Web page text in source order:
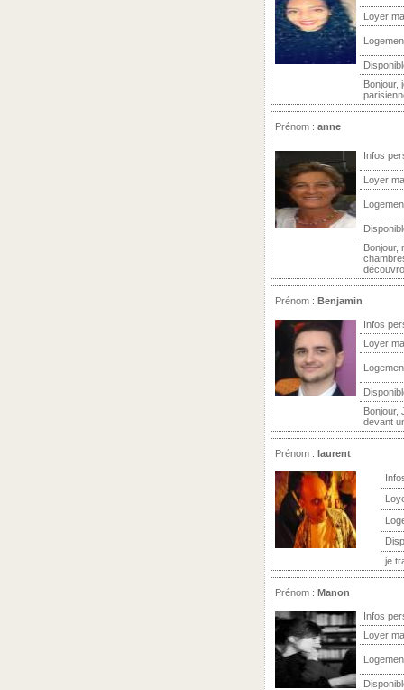
Loyer
Bonjour,
Prénom : anne
Infos
Loyer
Bonjour,
Prénom : Benjamin
Infos
Loyer
Bonjour,
devant
Prénom : laurent
je
Prénom : Manon
Infos
Loyer